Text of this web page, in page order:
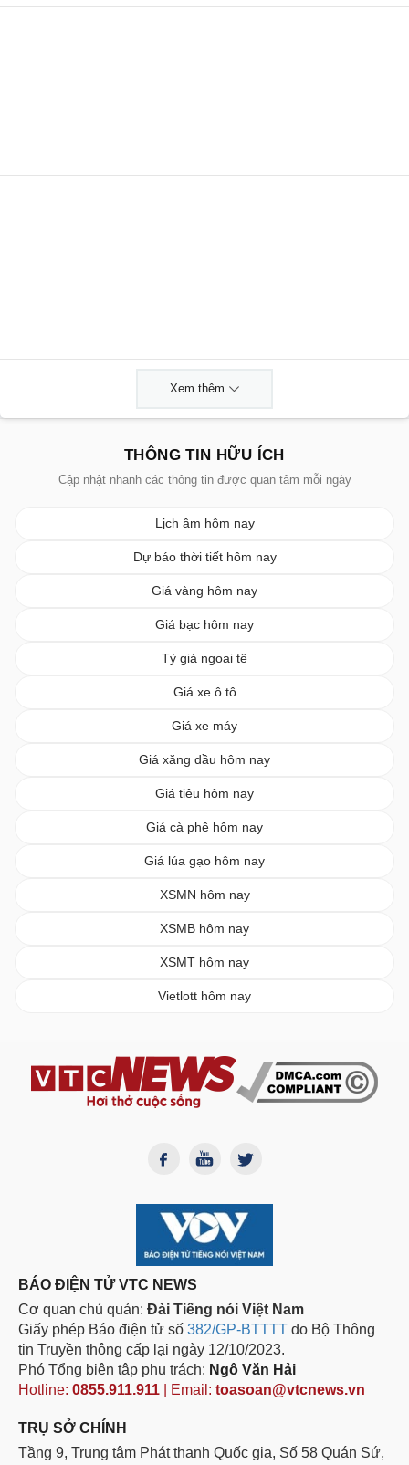
Xem thêm
THÔNG TIN HỮU ÍCH
Cập nhật nhanh các thông tin được quan tâm mỗi ngày
Lịch âm hôm nay
Dự báo thời tiết hôm nay
Giá vàng hôm nay
Giá bạc hôm nay
Tỷ giá ngoại tệ
Giá xe ô tô
Giá xe máy
Giá xăng dầu hôm nay
Giá tiêu hôm nay
Giá cà phê hôm nay
Giá lúa gạo hôm nay
XSMN hôm nay
XSMB hôm nay
XSMT hôm nay
Vietlott hôm nay
BÁO ĐIỆN TỬ VTC NEWS
Cơ quan chủ quản: Đài Tiếng nói Việt Nam
Giấy phép Báo điện tử số 382/GP-BTTTT do Bộ Thông
tin Truyền thông cấp lại ngày 12/10/2023.
Phó Tổng biên tập phụ trách: Ngô Văn Hải
Hotline: 0855.911.911 | Email: toasoan@vtcnews.vn
TRỤ SỞ CHÍNH
Tầng 9, Trung tâm Phát thanh Quốc gia, Số 58 Quán Sứ,